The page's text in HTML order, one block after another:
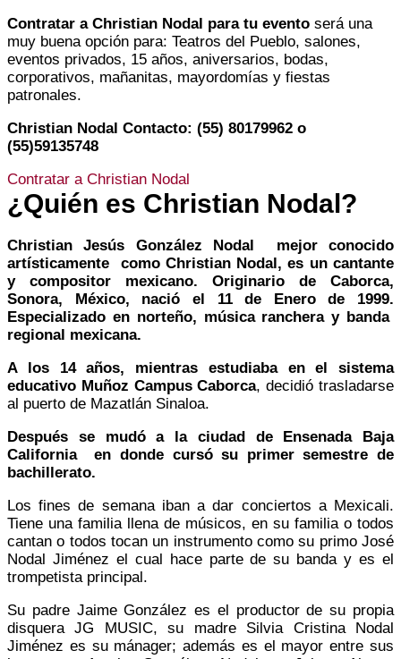
Contratar a Christian Nodal para tu evento será una
muy buena opción para: Teatros del Pueblo, salones,
eventos privados, 15 años, aniversarios, bodas,
corporativos, mañanitas, mayordomías y fiestas
patronales.
Christian Nodal Contacto: (55) 80179962 o
(55)59135748
Contratar a Christian Nodal
¿Quién es Christian Nodal?
Christian Jesús González Nodal mejor conocido
artísticamente como Christian Nodal, es un cantante
y compositor mexicano. Originario de Caborca,
Sonora, México, nació el 11 de Enero de 1999.
Especializado en norteño, música ranchera y banda
regional mexicana.
A los 14 años, mientras estudiaba en el sistema
educativo Muñoz Campus Caborca, decidió trasladarse
al puerto de Mazatlán Sinaloa.
Después se mudó a la ciudad de Ensenada Baja
California en donde cursó su primer semestre de
bachillerato.
Los fines de semana iban a dar conciertos a Mexicali.
Tiene una familia llena de músicos, en su familia o todos
cantan o todos tocan un instrumento como su primo José
Nodal Jiménez el cual hace parte de su banda y es el
trompetista principal.
Su padre Jaime González es el productor de su propia
disquera JG MUSIC, su madre Silvia Cristina Nodal
Jiménez es su mánager; además es el mayor entre sus